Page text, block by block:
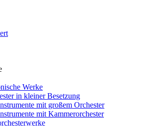
Werke
in kleiner Besetzung
mit großem Orchester
mit Kammerorchester